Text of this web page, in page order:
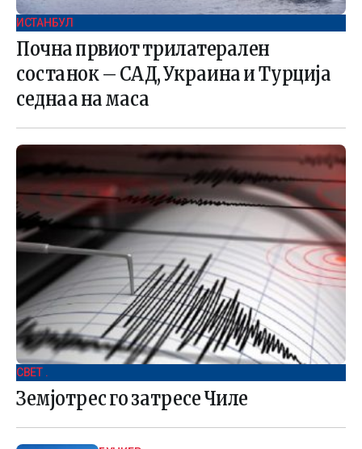
ИСТАНБУЛ
Почна првиот трилатерален
состанок – САД, Украина и Турција
седнаа на маса
СВЕТ .
Земјотрес го затресе Чиле